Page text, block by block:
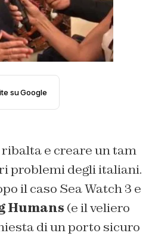
su Google
ribalta e creare un tam
problemi degli italiani.
il caso Sea Watch 3 e
Humans (e il veliero
di un porto sicuro